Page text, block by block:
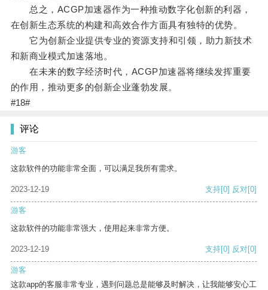
总之，ACGP加速器作为一种推动数字化创新的利器，
在创新生态系统的构建和高效合作方面具有独特的优势。
它为创新企业提供专业的资源支持和引领，助力新技术
和新商业模式加速落地。
在未来的数字经济时代，ACGP加速器将继续发挥重要
的作用，推动更多的创新企业蓬勃发展。
#18#
评论
游客
这款软件的功能非常全面，可以满足我所有需求。
2023-12-19 支持[0] 反对[0]
游客
这款软件的功能非常强大，使用起来非常方便。
2023-12-19 支持[0] 反对[0]
游客
这款app的客服非常专业，遇到问题总是能够及时解决，让我能够安心工